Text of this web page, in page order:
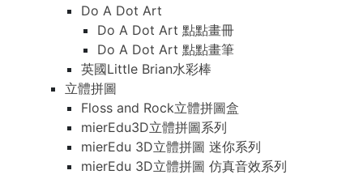
Do A Dot Art
Do A Dot Art 點點畫冊
Do A Dot Art 點點畫筆
英國Little Brian水彩棒
立體拼圖
Floss and Rock立體拼圖盒
mierEdu3D立體拼圖系列
mierEdu 3D立體拼圖 迷你系列
mierEdu 3D立體拼圖 仿真音效系列